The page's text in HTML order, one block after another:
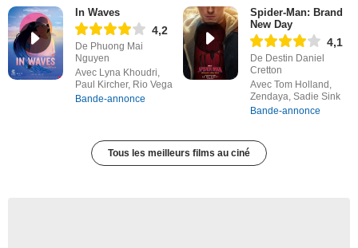
In Waves
4,2
De Phuong Mai
Nguyen
Avec Lyna Khoudri,
Paul Kircher, Rio Vega
Bande-annonce
Spider-Man: Brand
New Day
4,1
De Destin Daniel
Cretton
Avec Tom Holland,
Zendaya, Sadie Sink
Bande-annonce
Tous les meilleurs films au ciné